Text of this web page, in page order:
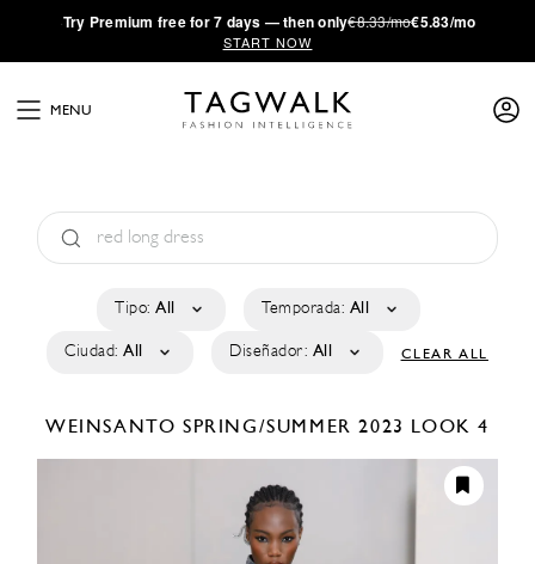
·Try Premium free for 7 days — then only€8.33/mo€5.83/mo
START NOW
MENU
Tipo: All Temporada: All
Ciudad: All Diseñador: All CLEAR ALL
WEINSANTO SPRING/SUMMER 2023 LOOK 4